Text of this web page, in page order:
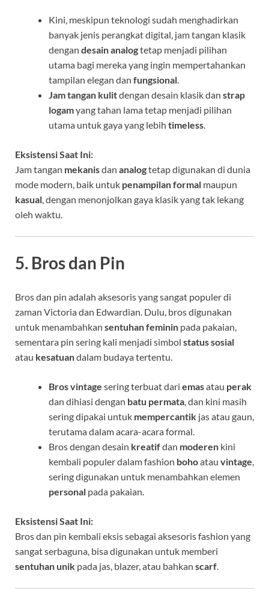
Kini, meskipun teknologi sudah menghadirkan
banyak jenis perangkat digital, jam tangan klasik
dengan desain analogtetap menjadi pilihan
utama bagi mereka yang ingin mempertahankan
tampilan elegan dan fungsional.
Jam tangan kulitdengan desain klasik dan strap
logamyang tahan lama tetap menjadi pilihan
utama untuk gaya yang lebih timeless.
Eksistensi Saat Ini:
Jam tangan mekanisdan analogtetap digunakan di dunia
mode modern, baik untuk penampilan formal maupun
kasual, dengan menonjolkan gaya klasik yang tak lekang
oleh waktu.
5. Bros dan Pin
Bros dan pin adalah aksesoris yang sangat populer di
zaman Victoria dan Edwardian. Dulu, bros digunakan
untuk menambahkan sentuhan feminin pada pakaian,
sementara pin sering kali menjadi simbol status sosial
atau kesatuandalam budaya tertentu.
Bros vintage sering terbuat dari emasatau perak
dan dihiasi dengan batu permata , dan kini masih
sering dipakai untuk mempercantik jas atau gaun,
terutama dalam acara-acara formal.
Bros dengan desain kreatifdan moderen kini
kembali populer dalam fashion bohoatau vintage
sering digunakan untuk menambahkan elemen
personal pada pakaian.
Eksistensi Saat Ini:
Bros dan pin kembali eksis sebagai aksesoris fashion yang
sangat serbaguna, bisa digunakan untuk memberi
sentuhan unik pada jas, blazer, atau bahkan scarf